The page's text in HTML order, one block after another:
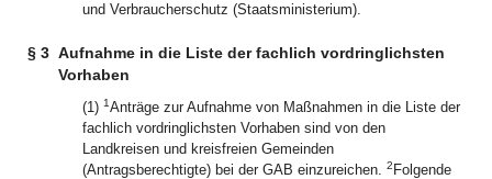
und Verbraucherschutz (Staatsministerium).
§ 3 Aufnahme in die Liste der fachlich vordringlichsten
Vorhaben
(1) 1Anträge zur Aufnahme von Maßnahmen in die Liste der
fachlich vordringlichsten Vorhaben sind von den
Landkreisen und kreisfreien Gemeinden
(Antragsberechtigte) bei der GAB einzureichen. 2 Folgende